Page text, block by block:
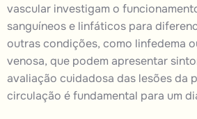
vascular investigam o
sanguíneos e linfáticos para
outras condições, como linfedema
venosa, que podem apresentar
avaliação cuidadosa das lesões da
circulação é fundamental para um